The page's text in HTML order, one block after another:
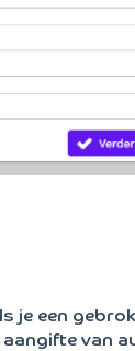
je een
aangifte van